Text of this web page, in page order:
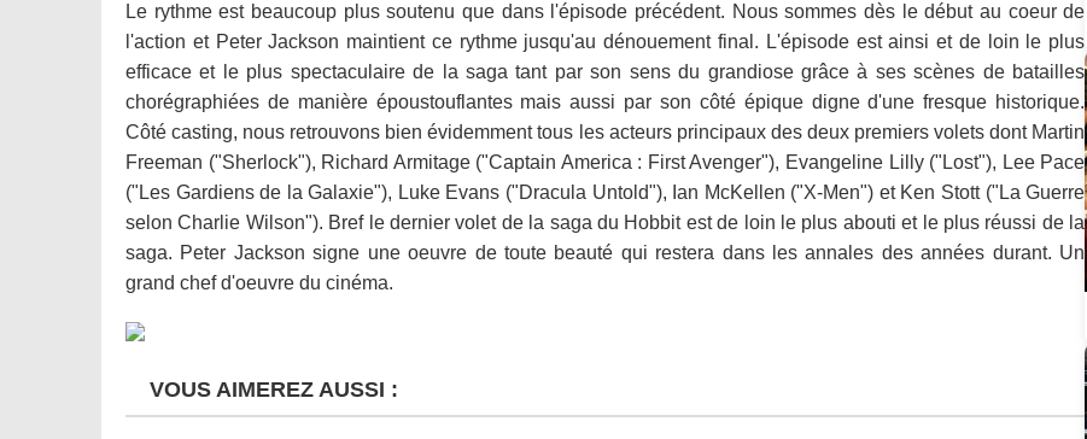
Le rythme est beaucoup plus soutenu que dans l'épisode précédent. Nous sommes dès le début au coeur de
l'action et Peter Jackson maintient ce rythme jusqu'au dénouement final. L'épisode est ainsi et de loin le plus
efficace et le plus spectaculaire de la saga tant par son sens du grandiose grâce à ses scènes de batailles
chorégraphiées de manière époustouflantes mais aussi par son côté épique digne d'une fresque historique.
Côté casting, nous retrouvons bien évidemment tous les acteurs principaux des deux premiers volets dont Martin
Freeman ("Sherlock"), Richard Armitage ("Captain America : First Avenger"), Evangeline Lilly ("Lost"), Lee Pace
("Les Gardiens de la Galaxie"), Luke Evans ("Dracula Untold"), Ian McKellen ("X-Men") et Ken Stott ("La Guerre
selon Charlie Wilson"). Bref le dernier volet de la saga du Hobbit est de loin le plus abouti et le plus réussi de la
saga. Peter Jackson signe une oeuvre de toute beauté qui restera dans les annales des années durant. Un
grand chef d'oeuvre du cinéma.
VOUS AIMEREZ AUSSI :